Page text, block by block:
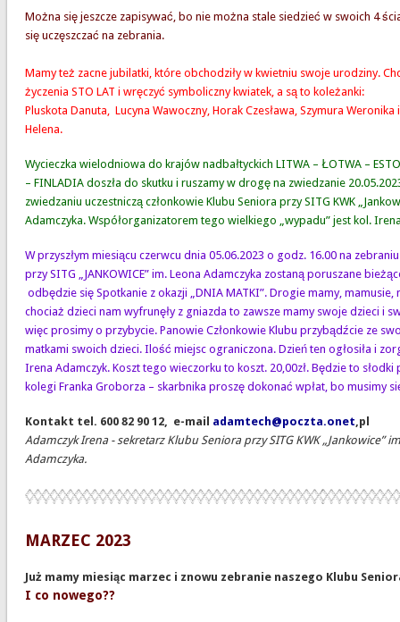
Można się jeszcze zapisywać, bo nie można stale siedzieć w swoich 4
się uczęszczać na zebrania.
Mamy też zacne jubilatki, które obchodziły w kwietniu swoje urodziny.
życzenia STO LAT i wręczyć symboliczny kwiatek, a są to koleżanki:
Pluskota Danuta, Lucyna Wawoczny, Horak Czesława, Szymura Weronika
Helena.
Wycieczka wielodniowa do krajów nadbałtyckich LITWA – ŁOTWA –
– FINLADIA doszła do skutku i ruszamy w drogę na zwiedzanie
zwiedzaniu uczestniczą członkowie Klubu Seniora przy SITG KWK
Adamczyka. Współorganizatorem tego wielkiego „wypadu” jest kol.
W przyszłym miesiącu czerwcu dnia 05.06.2023 o godz. 16.00 na
przy SITG „JANKOWICE” im. Leona Adamczyka zostaną poruszane
odbędzie się Spotkanie z okazji „DNIA MATKI”. Drogie mamy, mamusie,
chociaż dzieci nam wyfrunęły z gniazda to zawsze mamy swoje dzieci i
więc prosimy o przybycie. Panowie Członkowie Klubu przybądźcie ze
matkami swoich dzieci. Ilość miejsc ograniczona. Dzień ten ogłosiła i
Irena Adamczyk. Koszt tego wieczorku to koszt. 20,00zł. Będzie to słodki
kolegi Franka Groborza – skarbnika proszę dokonać wpłat, bo musimy
Kontakt tel. 600 82 90 12, e-mail adamtech@poczta.onet ,pl
Adamczyk Irena - sekretarz Klubu Seniora przy SITG KWK „Jankowice”
Adamczyka.
MARZEC 2023
Już mamy miesiąc marzec i znowu zebranie naszego Klubu
I co nowego??